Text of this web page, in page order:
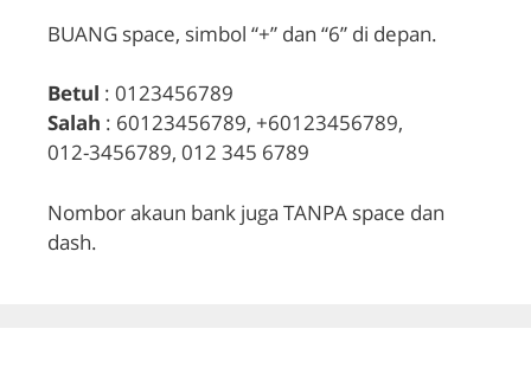
BUANG space, simbol “+” dan “6” di depan.
Betul : 0123456789
Salah : 60123456789, +60123456789,
012-3456789, 012 345 6789
Nombor akaun bank juga TANPA space dan
dash.